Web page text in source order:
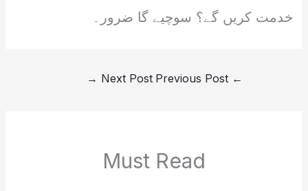
خدمت کریں گے؟ سوچیے گا ضرور۔
←
Next Post
→
Must Read